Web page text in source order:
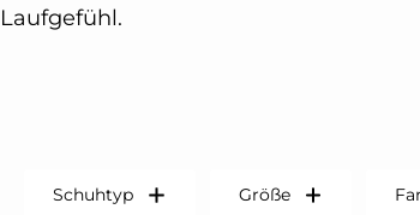
Laufgefühl.
Schuhtyp Größe